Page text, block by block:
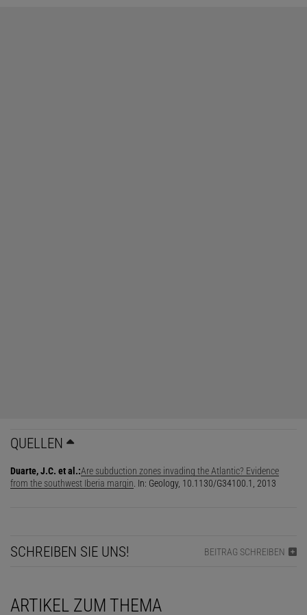
QUELLEN
Duarte, J.C. et al.:Are subduction zones invading the Atlantic? Evidence
from the southwest Iberia margin . In: Geology, 10.1130/G34100.1, 2013
SCHREIBEN SIE UNS! BEITRAG SCHREIBEN
ARTIKEL ZUM THEMA